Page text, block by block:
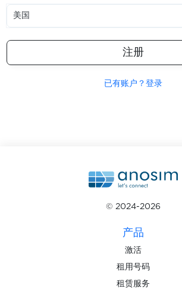
美国
注册
已有账户？登录
© 2024-2026
产品
激活
租用号码
租赁服务